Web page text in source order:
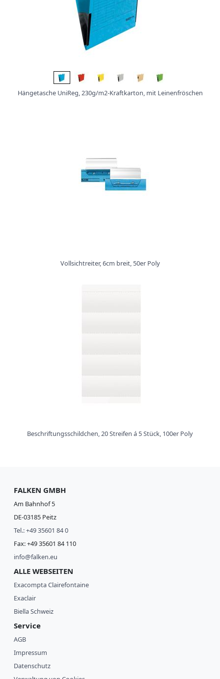
Hängetasche UniReg, 230g/m2-Kraftkarton, mit Leinenfröschen
Vollsichtreiter, 6cm breit, 50er Poly
Beschriftungsschildchen, 20 Streifen á 5 Stück, 100er Poly
FALKEN GMBH
Am Bahnhof 5
DE-03185 Peitz
Tel.: +49 35601 84 0
Fax: +49 35601 84 110
info@falken.eu
ALLE WEBSEITEN
Exacompta Clairefontaine
Exaclair
Biella Schweiz
Service
AGB
Impressum
Datenschutz